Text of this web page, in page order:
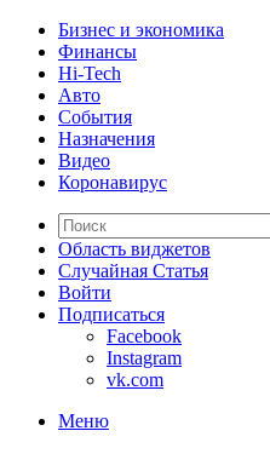
Бизнес и экономика
Финансы
Hi-Tech
Авто
События
Назначения
Видео
Коронавирус
Область виджетов
Случайная Статья
Войти
Подписаться
Facebook
Instagram
vk.com
Меню